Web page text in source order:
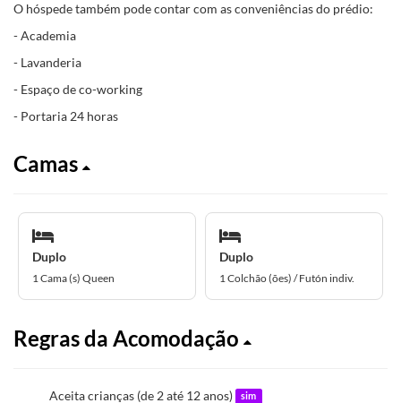
O hóspede também pode contar com as conveniências do prédio:
- Academia
- Lavanderia
- Espaço de co-working
- Portaria 24 horas
Camas
Duplo
1 Cama (s) Queen
Duplo
1 Colchão (ões) / Futón indiv.
Regras da Acomodação
Aceita crianças (de 2 até 12 anos) sim